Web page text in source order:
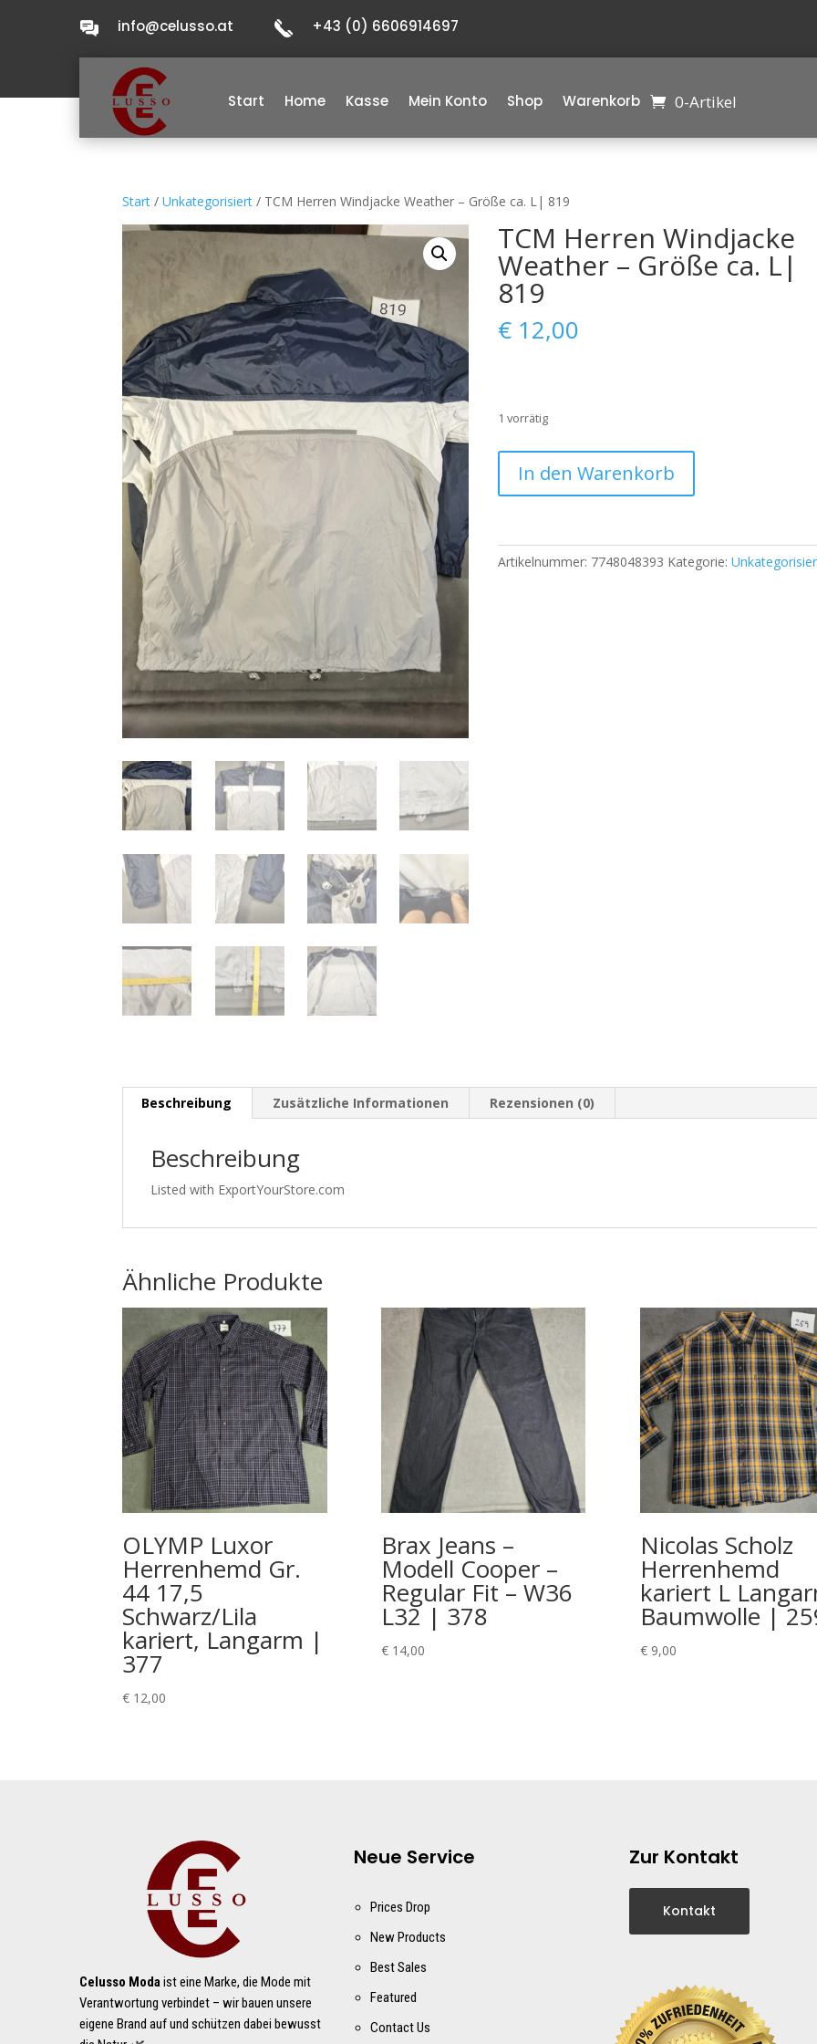
info@celusso.at +43 (0) 6606914697
Start Home Kasse Mein Konto Shop Warenkorb 0-Artikel
Start /Unkategorisiert / TCM Herren Windjacke Weather – Größe ca. L| 819
TCM Herren Windjacke
Weather – Größe ca. L|
819
€ 12,00
1 vorrätig
Herren
–
Größe
In den Warenkorb
Artikelnummer: 7748048393 Kategorie:
Beschreibung Zusätzliche Informationen Rezensionen (0)
Beschreibung
Listed with ExportYourStore.com
Ähnliche Produkte
OLYMP Luxor
Herrenhemd Gr.
44 17,5
Schwarz/Lila
kariert, Langarm |
377
€ 12,00
Brax Jeans –
Modell Cooper –
Regular Fit – W36
L32 | 378
€14,00
Nicolas Scholz
Herrenhemd
kariert L
Baumwolle |
€9,00
Celusso Modaist eine Marke, die Mode mit
Verantwortung verbindet – wir bauen unsere
eigene Brand auf und schützen dabei bewusst
Neue Service
Prices Drop
New Products
Best Sales
Featured
Contact Us
Zur Kontakt
Kontakt